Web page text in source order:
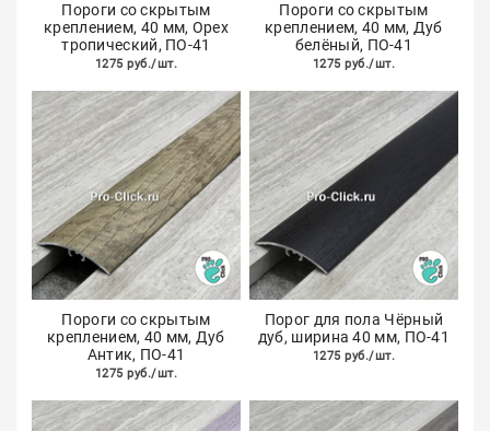
Пороги со скрытым
креплением, 40 мм, Орех
тропический, ПО-41
1275 руб./шт.
Пороги со скрытым
креплением, 40 мм, Дуб
белёный, ПО-41
1275 руб./шт.
Пороги со скрытым
креплением, 40 мм, Дуб
Антик, ПО-41
1275 руб./шт.
Порог для пола Чёрный
дуб, ширина 40 мм, ПО-41
1275 руб./шт.